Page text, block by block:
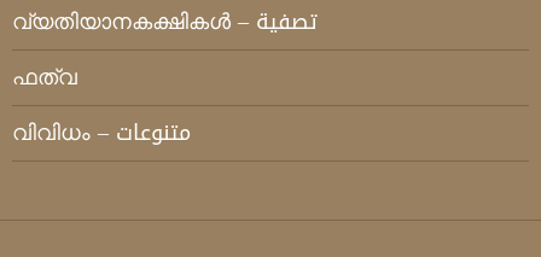
വ്യതിയാനകക്ഷികള്‍ – تصفية
ഫത്‌വ
വിവിധം – متنوعات